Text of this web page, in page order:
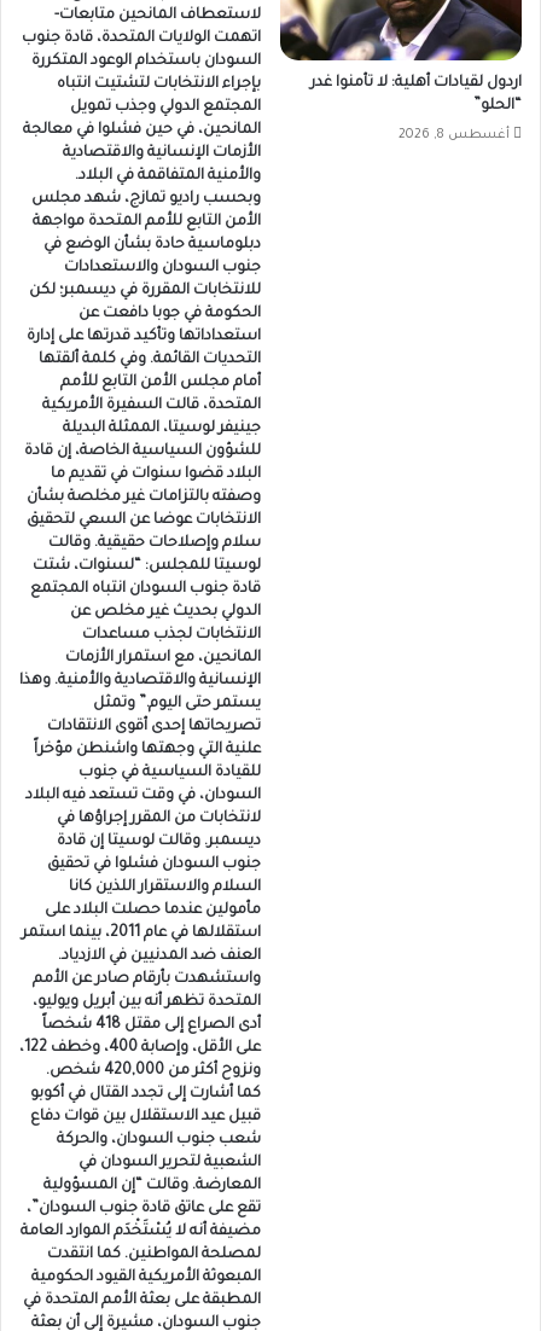
اردول لقيادات أهلية: لا تأمنوا غدر
“الحلو”
أغسطس 8, 2026
لاستعطاف المانحين متابعات-
اتهمت الولايات المتحدة، قادة جنوب
السودان باستخدام الوعود المتكررة
بإجراء الانتخابات لتشتيت انتباه
المجتمع الدولي وجذب تمويل
المانحين، في حين فشلوا في معالجة
الأزمات الإنسانية والاقتصادية
والأمنية المتفاقمة في البلاد.
وبحسب راديو تمازج، شهد مجلس
الأمن التابع للأمم المتحدة مواجهة
دبلوماسية حادة بشأن الوضع في
جنوب السودان والاستعدادات
للانتخابات المقررة في ديسمبر؛ لكن
الحكومة في جوبا دافعت عن
استعداداتها وتأكيد قدرتها على إدارة
التحديات القائمة. وفي كلمة ألقتها
أمام مجلس الأمن التابع للأمم
المتحدة، قالت السفيرة الأمريكية
جينيفر لوسيتا، الممثلة البديلة
للشؤون السياسية الخاصة، إن قادة
البلاد قضوا سنوات في تقديم ما
وصفته بالتزامات غير مخلصة بشأن
الانتخابات عوضا عن السعي لتحقيق
سلام وإصلاحات حقيقية. وقالت
لوسيتا للمجلس: “لسنوات، شتت
قادة جنوب السودان انتباه المجتمع
الدولي بحديث غير مخلص عن
الانتخابات لجذب مساعدات
المانحين، مع استمرار الأزمات
الإنسانية والاقتصادية والأمنية. وهذا
يستمر حتى اليوم.” وتمثل
تصريحاتها إحدى أقوى الانتقادات
علنية التي وجهتها واشنطن مؤخراً
للقيادة السياسية في جنوب
السودان، في وقت تستعد فيه البلاد
لانتخابات من المقرر إجراؤها في
ديسمبر. وقالت لوسيتا إن قادة
جنوب السودان فشلوا في تحقيق
السلام والاستقرار اللذين كانا
مأمولين عندما حصلت البلاد على
استقلالها في عام 2011، بينما استمر
العنف ضد المدنيين في الازدياد.
واستشهدت بأرقام صادر عن الأمم
المتحدة تظهر أنه بين أبريل ويوليو،
أدى الصراع إلى مقتل 418 شخصاً
على الأقل، وإصابة 400، وخطف 122،
ونزوح أكثر من 420,000 شخص.
كما أشارت إلى تجدد القتال في أكوبو
قبيل عيد الاستقلال بين قوات دفاع
شعب جنوب السودان، والحركة
الشعبية لتحرير السودان في
المعارضة. وقالت “إن المسؤولية
تقع على عاتق قادة جنوب السودان”،
مضيفة أنه لا يُسْتَخْدَم الموارد العامة
لمصلحة المواطنين. كما انتقدت
المبعوثة الأمريكية القيود الحكومية
المطبقة على بعثة الأمم المتحدة في
جنوب السودان، مشيرة إلى أن بعثة